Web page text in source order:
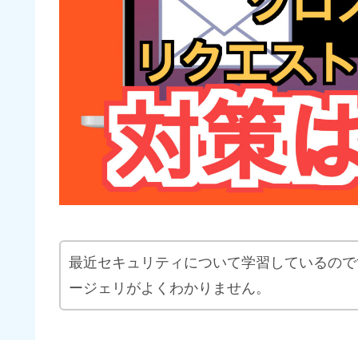
最近セキュリティについて学習しているの
ージェリがよくわかりません。